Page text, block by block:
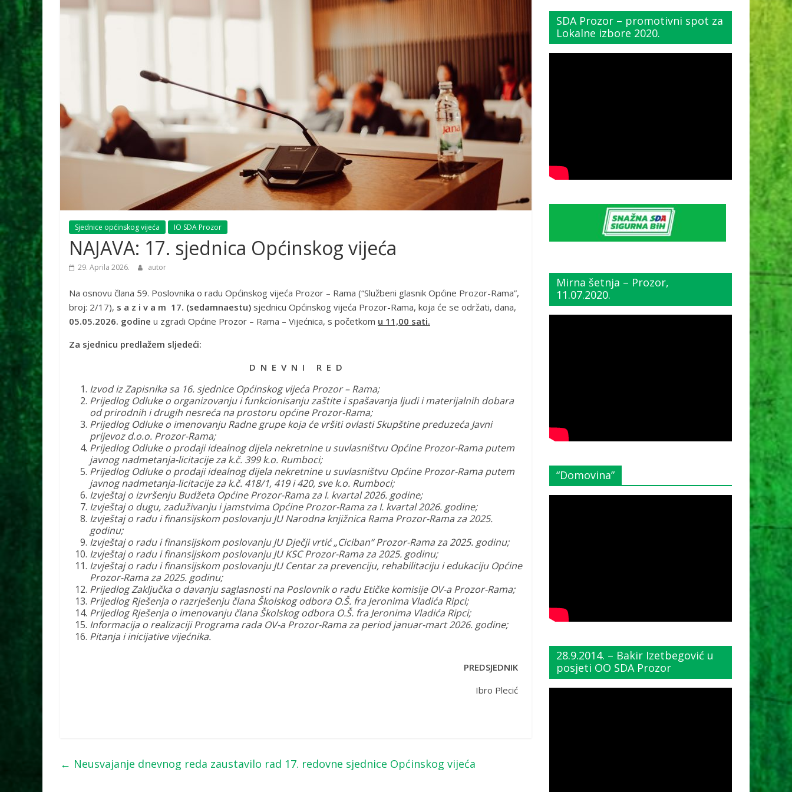
Sjednice općinskog vijeća IO SDA Prozor
NAJAVA: 17. sjednica Općinskog vijeća
29. Aprila 2026. autor
Na osnovu člana 59. Poslovnika o radu Općinskog vijeća Prozor – Rama (“Službeni glasnik Općine Prozor-Rama”,
broj: 2/17), s a z i v a m 17. (sedamnaestu) sjednicu Općinskog vijeća Prozor-Rama, koja će se održati, dana,
05.05.2026. godine u zgradi Općine Prozor – Rama – Vijećnica, s početkom u 11,00 sati.
Za sjednicu predlažem sljedeći:
D N E V N I R E D
Izvod iz Zapisnika sa 16. sjednice Općinskog vijeća Prozor – Rama;
Prijedlog Odluke o organizovanju i funkcionisanju zaštite i spašavanja ljudi i materijalnih dobara
od prirodnih i drugih nesreća na prostoru općine Prozor-Rama;
Prijedlog Odluke o imenovanju Radne grupe koja će vršiti ovlasti Skupštine preduzeća Javni
prijevoz d.o.o. Prozor-Rama;
Prijedlog Odluke o prodajiidealnogdijela nekretnine u suvlasništvu Općine Prozor-Rama putem
javnog nadmetanja-licitacije za k.č. 399 k.o. Rumboci;
Prijedlog Odluke o prodajiidealnogdijela nekretnine u suvlasništvu Općine Prozor-Rama putem
javnog nadmetanja-licitacije za k.č. 418/1, 419 i 420, sve k.o. Rumboci;
Izvještaj o izvršenju Budžeta Općine Prozor-Rama za I. kvartal 2026. godine;
Izvještaj o dugu, zaduživanju i jamstvima Općine Prozor-Rama za I. kvartal 2026. godine;
Izvještaj o radu i finansijskom poslovanju JU Narodna knjižnica Rama Prozor-Rama za 2025.
godinu;
Izvještaj o radu i finansijskom poslovanju JU Dječji vrtić „Ciciban“ Prozor-Rama za 2025. godinu;
Izvještaj o radu i finansijskom poslovanju JU KSC Prozor-Rama za 2025. godinu;
Izvještaj o radu i finansijskom poslovanju JU Centar za prevenciju, rehabilitaciju i edukaciju Općine
Prozor-Rama za 2025. godinu;
Prijedlog Zaključka o davanju saglasnosti na Poslovnik o radu Etičke komisije OV-a Prozor-Rama;
Prijedlog Rješenja o razrješenju člana Školskog odbora O.Š. fra Jeronima Vladića Ripci;
Prijedlog Rješenja o imenovanju člana Školskog odbora O.Š. fra Jeronima Vladića Ripci;
Informacija o realizaciji Programa rada OV-a Prozor-Rama za period januar-mart 2026. godine;
Pitanja i inicijative vijećnika.
PREDSJEDNIK
Ibro Plecić
← Neusvajanje dnevnog reda zaustavilo rad 17. redovne sjednice Općinskog vijeća
SDA Prozor – promotivni spot za
Lokalne izbore 2020.
Mirna šetnja – Prozor,
11.07.2020.
“Domovina”
28.9.2014. – Bakir Izetbegović u
posjeti OO SDA Prozor